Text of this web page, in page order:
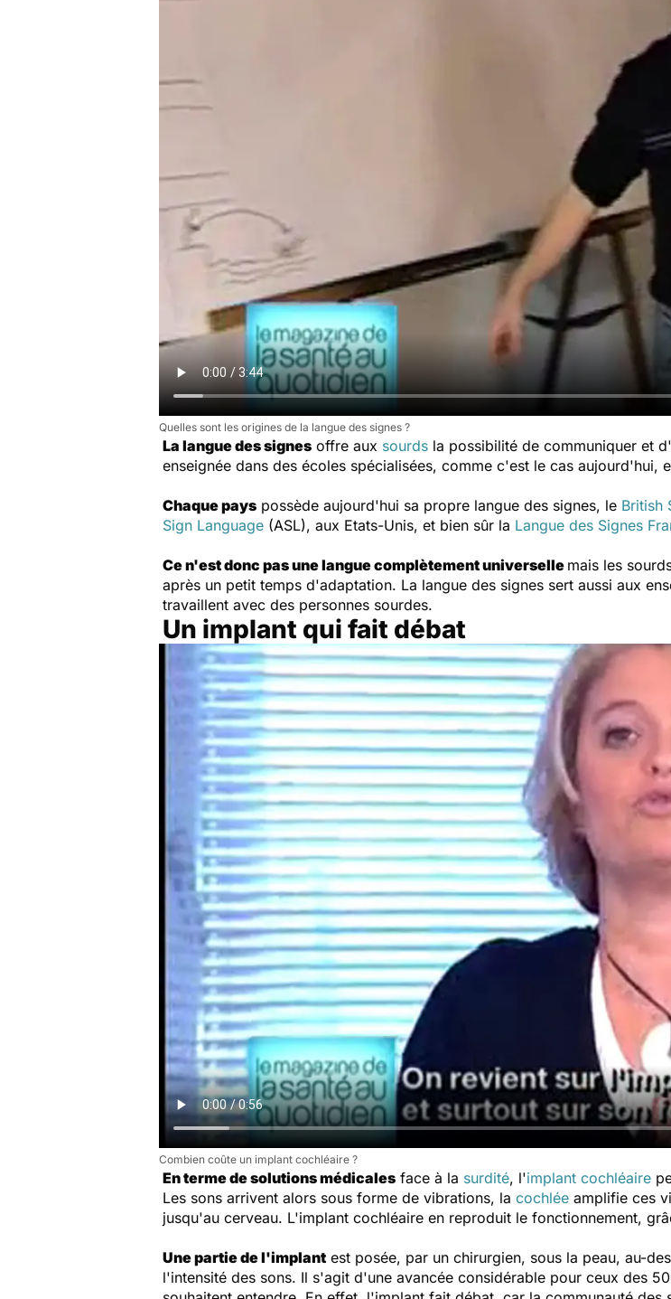
Quelles sont les origines de la langue des signes ?
La langue des signes offre aux sourds la possibilité de communiquer et
enseignée dans des écoles spécialisées, comme c'est le cas aujourd'hui,
Chaque pays possède aujourd'hui sa propre langue des signes, le British
Sign Language (ASL), aux Etats-Unis, et bien sûr la Langue des Signes
Ce n'est donc pas une langue complètement universelle mais les
après un petit temps d'adaptation. La langue des signes sert aussi aux
travaillent avec des personnes sourdes.
Un implant qui fait débat
Combien coûte un implant cochléaire ?
En terme de solutions médicales face à la surdité, l'implant cochléaire
Les sons arrivent alors sous forme de vibrations, la cochlée amplifie ces
jusqu'au cerveau. L'implant cochléaire en reproduit le fonctionnement,
Une partie de l'implant est posée, par un chirurgien, sous la peau, au-
l'intensité des sons. Il s'agit d'une avancée considérable pour ceux des